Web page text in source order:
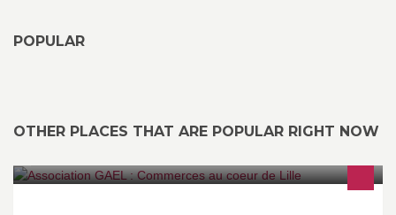
POPULAR
OTHER PLACES THAT ARE POPULAR RIGHT NOW